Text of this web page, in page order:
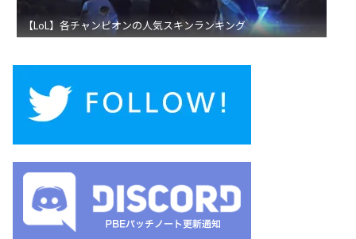
【LoL】各チャンピオンの人気スキンランキング